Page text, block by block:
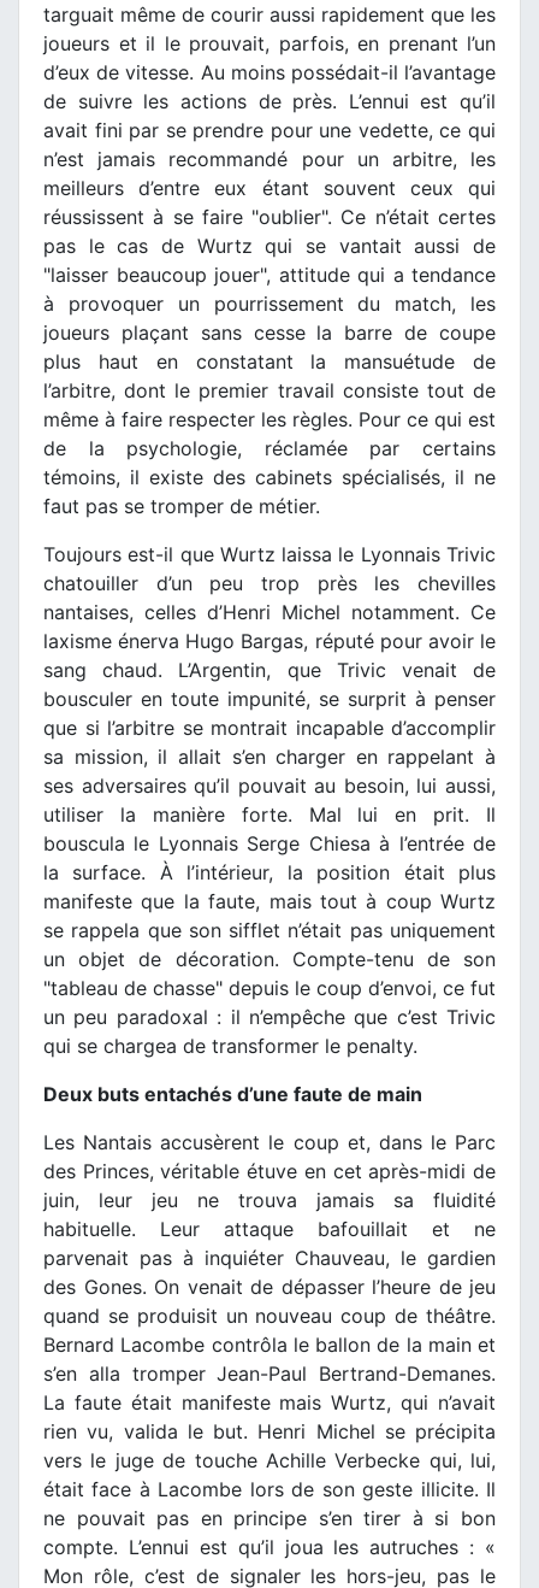
targuait même de courir aussi rapidement que les
joueurs et il le prouvait, parfois, en prenant l’un
d’eux de vitesse. Au moins possédait-il l’avantage
de suivre les actions de près. L’ennui est qu’il
avait fini par se prendre pour une vedette, ce qui
n’est jamais recommandé pour un arbitre, les
meilleurs d’entre eux étant souvent ceux qui
réussissent à se faire "oublier". Ce n’était certes
pas le cas de Wurtz qui se vantait aussi de
"laisser beaucoup jouer", attitude qui a tendance
à provoquer un pourrissement du match, les
joueurs plaçant sans cesse la barre de coupe
plus haut en constatant la mansuétude de
l’arbitre, dont le premier travail consiste tout de
même à faire respecter les règles. Pour ce qui est
de la psychologie, réclamée par certains
témoins, il existe des cabinets spécialisés, il ne
faut pas se tromper de métier.
Toujours est-il que Wurtz laissa le Lyonnais Trivic
chatouiller d’un peu trop près les chevilles
nantaises, celles d’Henri Michel notamment. Ce
laxisme énerva Hugo Bargas, réputé pour avoir le
sang chaud. L’Argentin, que Trivic venait de
bousculer en toute impunité, se surprit à penser
que si l’arbitre se montrait incapable d’accomplir
sa mission, il allait s’en charger en rappelant à
ses adversaires qu’il pouvait au besoin, lui aussi,
utiliser la manière forte. Mal lui en prit. Il
bouscula le Lyonnais Serge Chiesa à l’entrée de
la surface. À l’intérieur, la position était plus
manifeste que la faute, mais tout à coup Wurtz
se rappela que son sifflet n’était pas uniquement
un objet de décoration. Compte-tenu de son
"tableau de chasse" depuis le coup d’envoi, ce fut
un peu paradoxal : il n’empêche que c’est Trivic
qui se chargea de transformer le penalty.
Deux buts entachés d’une faute de main
Les Nantais accusèrent le coup et, dans le Parc
des Princes, véritable étuve en cet après-midi de
juin, leur jeu ne trouva jamais sa fluidité
habituelle. Leur attaque bafouillait et ne
parvenait pas à inquiéter Chauveau, le gardien
des Gones. On venait de dépasser l’heure de jeu
quand se produisit un nouveau coup de théâtre.
Bernard Lacombe contrôla le ballon de la main et
s’en alla tromper Jean-Paul Bertrand-Demanes.
La faute était manifeste mais Wurtz, qui n’avait
rien vu, valida le but. Henri Michel se précipita
vers le juge de touche Achille Verbecke qui, lui,
était face à Lacombe lors de son geste illicite. Il
ne pouvait pas en principe s’en tirer à si bon
compte. L’ennui est qu’il joua les autruches : «
Mon rôle, c’est de signaler les hors-jeu, pas le